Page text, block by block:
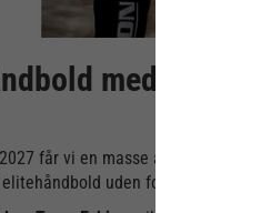
med i
får vi en masse at glæde os
uden for de danske